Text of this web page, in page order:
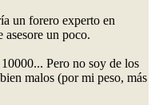
un forero experto en
asesore un poco.
Pero no soy de los
malos (por mi peso, más